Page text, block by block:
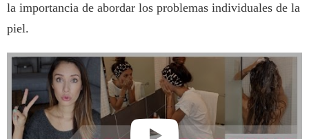
la importancia de abordar los problemas individuales de la
piel.